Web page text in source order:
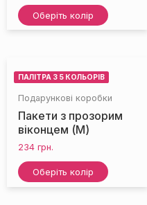
Оберіть колір
ПАЛІТРА З 5 КОЛЬОРІВ
Подарункові коробки
Пакети з прозорим
віконцем (M)
234 грн.
Оберіть колір
НЕМАЄ НА СКЛАДІ